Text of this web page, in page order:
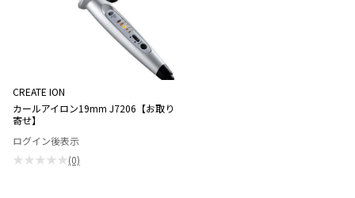
CREATE ION
カールアイロン19mm J7206【お取り
寄せ】
ログイン後表示
★★★★★(0)